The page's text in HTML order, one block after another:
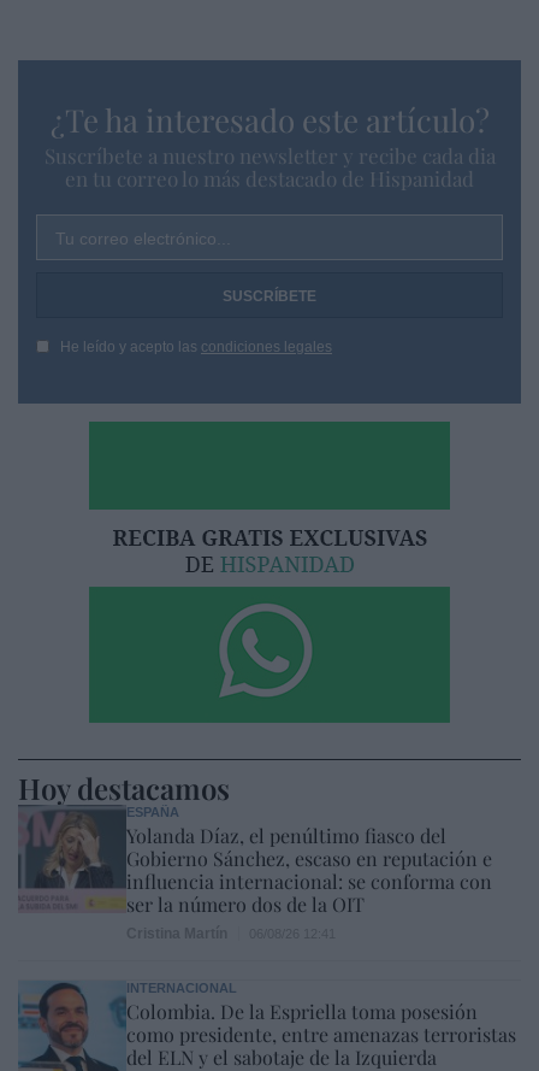
¿Te ha interesado este artículo?
Suscríbete a nuestro newsletter y recibe cada dia
en tu correo lo más destacado de Hispanidad
Tu correo electrónico...
He leído y acepto las condiciones legales
Hoy destacamos
ESPAÑA
Yolanda Díaz, el penúltimo fiasco del
Gobierno Sánchez, escaso en reputación e
influencia internacional: se conforma con
ser la número dos de la OIT
INTERNACIONAL
Colombia. De la Espriella toma posesión
como presidente, entre amenazas terroristas
del ELN y el sabotaje de la Izquierda